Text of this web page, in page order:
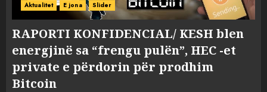
Aktualitet E jona Slider
RAPORTI KONFIDENCIAL/ KESH blen
energjinë sa “frengu pulën”, HEC -et
private e përdorin për prodhim
Bitcoin